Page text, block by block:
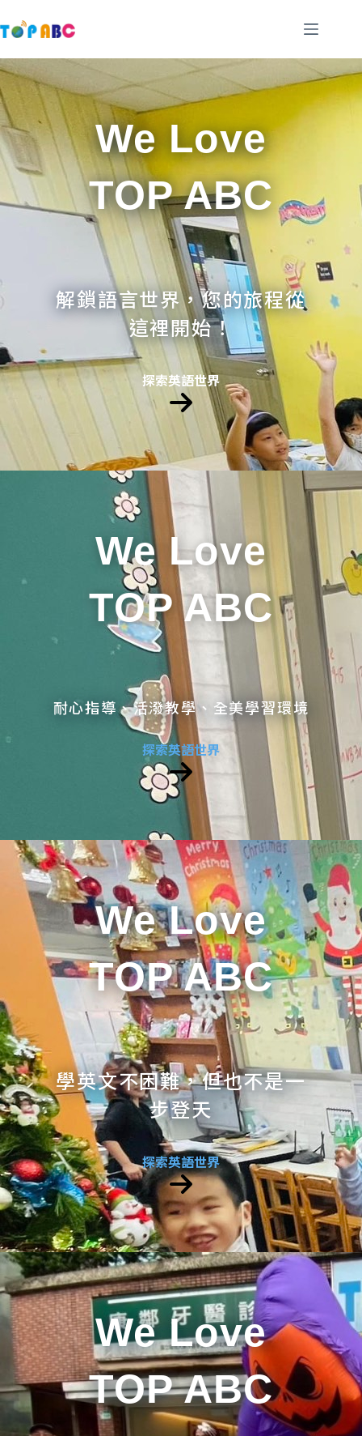
至
要
內
容
We Love
TOP ABC
解鎖語言世界，您的旅程從
這裡開始！
探索英語世界
We Love
TOP ABC
耐心指導、活潑教學、全美學習環境
探索英語世界
We Love
TOP ABC
學英文不困難，但也不是一
步登天
探索英語世界
We Love
TOP ABC